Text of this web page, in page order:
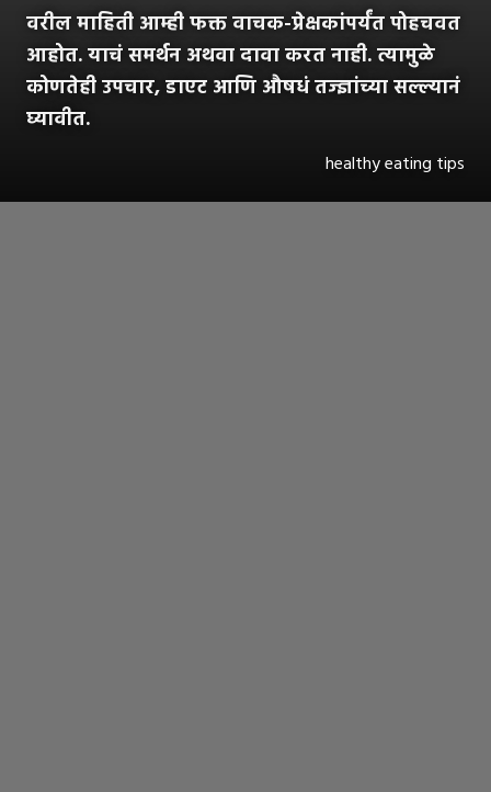
वरील माहिती आम्ही फक्त वाचक-प्रेक्षकांपर्यंत पोहचवत
आहोत. याचं समर्थन अथवा दावा करत नाही. त्यामुळे
कोणतेही उपचार, डाएट आणि औषधं तज्ज्ञांच्या सल्ल्यानं
घ्यावीत.
healthy eating tips